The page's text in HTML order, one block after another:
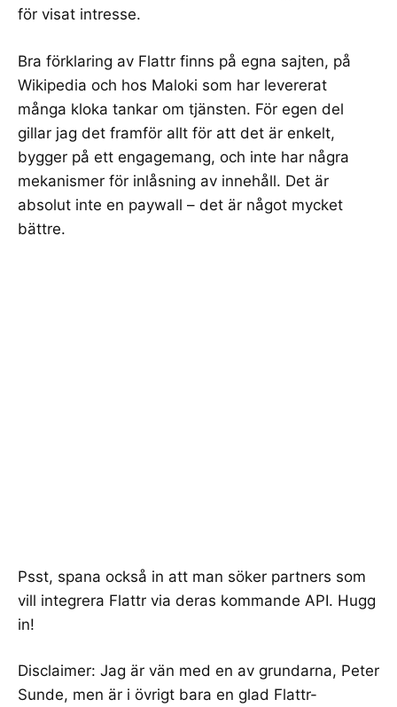
för visat intresse.
Bra förklaring av Flattr finns på egna sajten, på
Wikipedia och hos Maloki som har levererat
många kloka tankar om tjänsten. För egen del
gillar jag det framför allt för att det är enkelt,
bygger på ett engagemang, och inte har några
mekanismer för inlåsning av innehåll. Det är
absolut inte en paywall – det är något mycket
bättre.
Psst, spana också in att man söker partners som
vill integrera Flattr via deras kommande API. Hugg
in!
Disclaimer: Jag är vän med en av grundarna, Peter
Sunde, men är i övrigt bara en glad Flattr-